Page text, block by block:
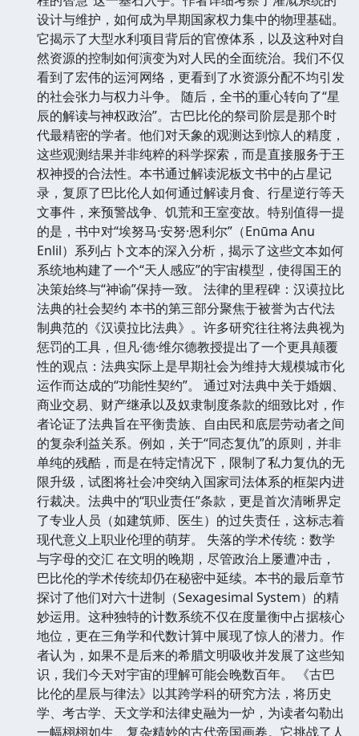
设计与维护，如何成为早期国家权力集中的物理基础。
它揭示了大型水利项目背后的官僚体系，以及这种对自
然资源的控制如何演变为对人民的全面统治。我们不仅
看到了宏伟的运河网络，更看到了水资源分配不均引发
的社会张力与权力斗争。 随后，全书的重心转向了“星
辰的解读与神权政治”。古巴比伦的祭司阶层是那个时
代最精密的学者。他们对天象的观测达到惊人的精度，
这些观测结果并非纯粹的科学探索，而是直接服务于王
权神授的合法性。本书通过解读泥板文书中的占星记
录，复原了巴比伦人如何通过解读月食、行星逆行等天
文事件，来预警战争、饥荒和王室变故。特别值得一提
的是，书中对“埃努马·安努·恩利尔”（Enūma Anu
Enlil）系列占卜文本的深入分析，揭示了这些文本如何
系统地构建了一个“天人感应”的宇宙模型，使得国王的
决策始终与“神谕”保持一致。 法律的里程碑：汉谟拉比
法典的社会契约 本书的第三部分聚焦于被誉为古代法
制典范的《汉谟拉比法典》。许多研究往往将法典视为
惩罚的工具，但凡·德·维尔德教授提出了一个更具颠覆
性的观点：法典实际上是早期社会为维持大规模城市化
运作而达成的“功能性契约”。 通过对法典中关于婚姻、
商业交易、财产继承以及奴隶制度条款的细致比对，作
者论证了法典旨在平衡贵族、自由民和底层劳动者之间
的复杂利益关系。例如，关于“同态复仇”的原则，并非
单纯的残酷，而是在特定情况下，限制了私力复仇的无
限升级，试图将社会冲突纳入国家司法体系的框架内进
行裁决。法典中的“职业责任”条款，更是首次清晰界定
了专业人员（如建筑师、医生）的过失责任，这标志着
现代意义上职业伦理的萌芽。 失落的学术传统：数学
与字母的交汇 在文明的晚期，尽管政治上屡遭冲击，
巴比伦的学术传统却仍在秘密中延续。本书的最后章节
探讨了他们对六十进制（Sexagesimal System）的精
妙运用。这种独特的计数系统不仅在度量衡中占据核心
地位，更在三角学和代数计算中展现了惊人的潜力。作
者认为，如果不是后来的希腊文明吸收并发展了这些知
识，我们今天对宇宙的理解可能会晚数百年。 《古巴
比伦的星辰与律法》以其跨学科的研究方法，将历史
学、考古学、天文学和法律史融为一炉，为读者勾勒出
一幅栩栩如生、复杂精妙的古代帝国画卷。它挑战了人